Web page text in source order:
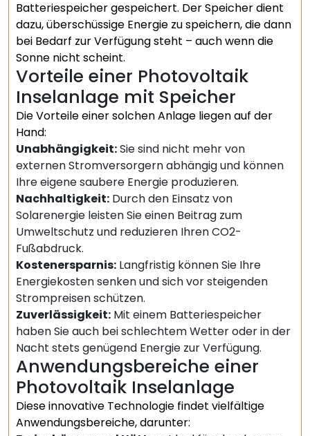
Batteriespeicher gespeichert. Der Speicher dient
dazu, überschüssige Energie zu speichern, die dann
bei Bedarf zur Verfügung steht – auch wenn die
Sonne nicht scheint.
Vorteile einer Photovoltaik
Inselanlage mit Speicher
Die Vorteile einer solchen Anlage liegen auf der
Hand:
Unabhängigkeit:Sie sind nicht mehr von
externen Stromversorgern abhängig und können
Ihre eigene saubere Energie produzieren.
Nachhaltigkeit: Durch den Einsatz von
Solarenergie leisten Sie einen Beitrag zum
Umweltschutz und reduzieren Ihren CO2-
Fußabdruck.
Kostenersparnis: Langfristig können Sie Ihre
Energiekosten senken und sich vor steigenden
Strompreisen schützen.
Zuverlässigkeit: Mit einem Batteriespeicher
haben Sie auch bei schlechtem Wetter oder in der
Nacht stets genügend Energie zur Verfügung.
Anwendungsbereiche einer
Photovoltaik Inselanlage
Diese innovative Technologie findet vielfältige
Anwendungsbereiche, darunter: